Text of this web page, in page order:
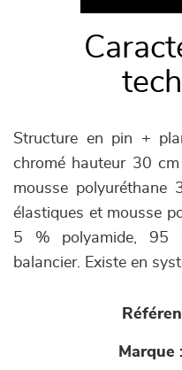
Structure en pin +
chromé hauteur 30
mousse polyuréthane
élastiques et mousse
5 % polyamide, 95
balancier. Existe en
Marque :